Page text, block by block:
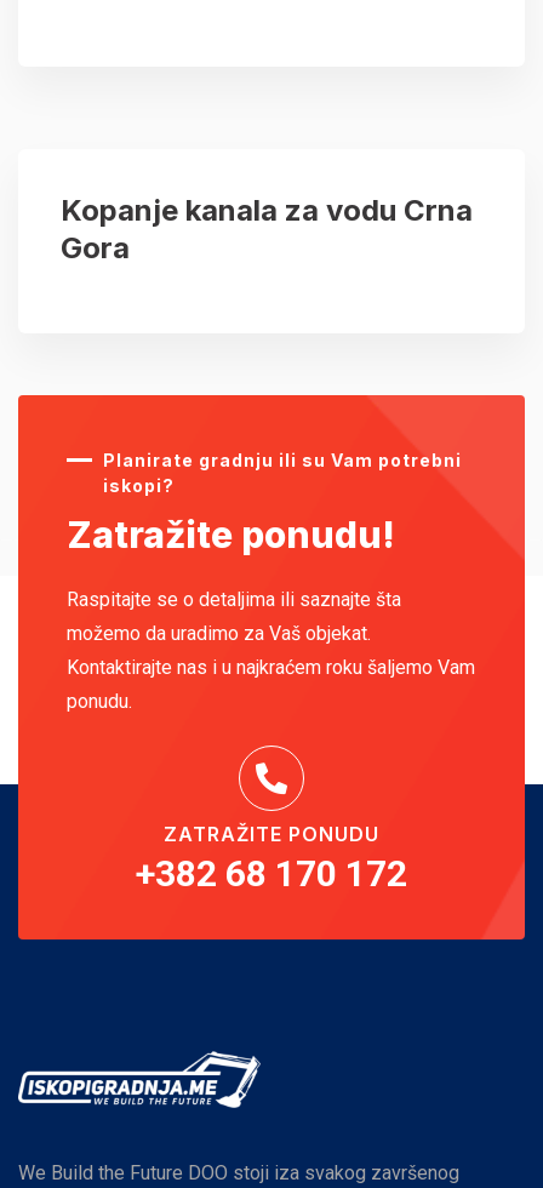
Kopanje kanala za vodu Crna
Gora
Planirate gradnju ili su Vam potrebni
iskopi?
Zatražite ponudu!
Raspitajte se o detaljima ili saznajte šta
možemo da uradimo za Vaš objekat.
Kontaktirajte nas i u najkraćem roku šaljemo Vam
ponudu.
ZATRAŽITE PONUDU
+382 68 170 172
We Build the Future DOO stoji iza svakog završenog